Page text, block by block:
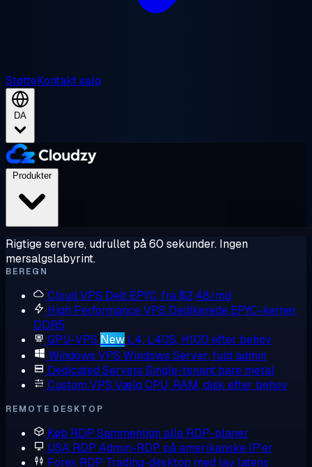
StøtteKontakt salg
DA
Produkter
Rigtige servere, udrullet på 60 sekunder. Ingen
mersalgslabyrint.
BEREGN
Cloud VPS Delt EPYC, fra $2,48/md
High Performance VPS Dedikerede EPYC-kerner,
DDR5
GPU-VPS New L4, L40S, H100 efter behov
Windows VPS Windows Server, fuld admin
Dedicated Servers Single-tenant bare metal
Custom VPS Vælg CPU, RAM, disk efter behov
REMOTE DESKTOP
Køb RDP Sammenlign alle RDP-planer
USA RDP Admin-RDP på amerikanske IP'er
Forex RDP Trading-desktop med lav latens